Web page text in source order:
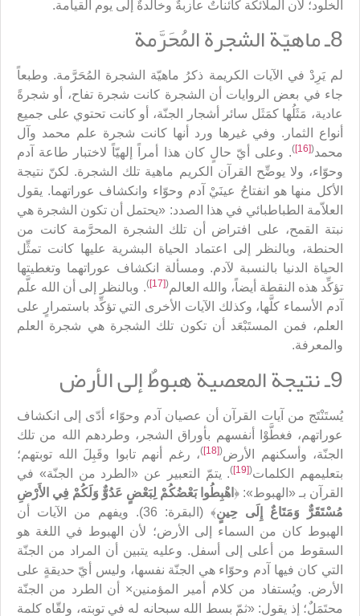
الخلود؛ لأن الملائكة كائناتٌ عازبةٌ وخالدةٌ إلى يوم القيامة.
8ـ ماهيّة الشجرة المُحَرَّمة
لم يَرِدْ في الآيات الكريمة ذكرُ ماهيّة الشجرة المُحَرَّمة. وطبعاً
جاء في بعض الروايات أن الشجرة كانت شجرة تفاح، أو شجرةً
عادية، مَثَلُها كمَثَل سائر أشجار الجنّة، أو كانت تحتوي على جميع
أنواع الثمار. وفي غيرها ورد أنها كانت شجرة علم محمد وآل
محمد(
[16]
). وعلى أيّ حالٍ كان هذا أمراً إلهيّاً لاختبار طاعة آدم
وحوّاء، ولا يوضِّح القرآن الكريم ماهية تلك الشجرة. لكنّ نتيجة
الأكل منها هو انفتاحُ عينَيْ آدم وحوّاء وانكشاف عوراتهما. يقول
العلاّمة الطباطبائي في هذا الصدد: «يحتمل أن تكون الشجرة هي
نبتة القمح، على افتراض أن تلك الشجرة المحرَّمة كانت من
الحنطة، وبالنظر إلى اعتماد الحياة البشرية عليها كانت تمثِّل
الحياة الدنيا بالنسبة لآدم. ومسألة انكشاف عوراتهما وتغطيتها
تؤكِّد هذه النقطة أيضاً، والله العالم(
[17]
). وبالنظر إلى أن الله علَّم
آدم الأسماء كلَّها، وكذلك الآيات الأخرى التي تؤكِّد باستمرارٍ على
العلم، فمن المستَبْعَد أن تكون تلك الشجرة هي شجرة العلم
والمعرفة.
9ـ نتيجة المعصية هبوطٌ إلى الأرض
يُستَنْتَج من آيات القرآن أن عصيان آدم وحوّاء أدّى إلى انكشاف
عوراتهم، فغطَّوْا أنفسهم بأوراق الشجر، وطردهم الله من تلك
الجنّة، وأسكنهم الأرض(
[18]
)، رغم أنهم تابوا وقَبِلَ الله توبتهم؛
بتعليمهم الكلمات(
[19]
). يتمّ التعبير عن «الطرد من الجنّة» في
القرآن بـ «الهبوط»: ﴿ اهْبِطُوا بَعْضُكُمْ لِبَعْضٍ عَدُوٌّ وَلَكُمْ فِي الأَرْضِ
مُسْتَقَرٌّ وَمَتَاعٌ إِلَى حِينٍ
﴾ (البقرة: 36). ويفهم من الآيات أن
الهبوط كان من السماء إلى الأرض؛ لأن الهبوط في اللغة هو
السقوط من أعلى إلى أسفل. وعليه يتبين أن المراد من الجنّة
التي كان فيها آدم وحوّاء هي الجنّة نفسها، وليس أيّ حديقةٍ على
الأرض. ويُستفاد من كلام أمير المؤمنين× أن الطرد من الجنّة
محتَمَلٌ؛ إذ يقول: «ثمّ بسط الله سبحانه له في توبته، ولقّاه كلمة